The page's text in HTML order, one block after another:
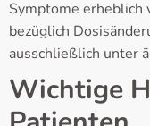
Symptome erheblich
bezüglich
ausschließlich unter
Wichtige